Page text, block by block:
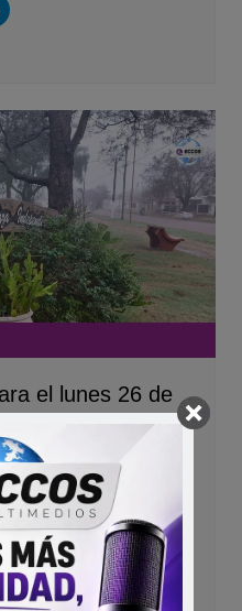
el lunes 26 de
aisladas durante el
que aumentará
tarde